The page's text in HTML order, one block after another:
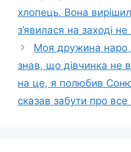
b
o
o
k
хлопець. Вона
з’явилася на заході
Моя дружина наро
знав, що дівчинка не
на це, я полюбив
сказав забути про